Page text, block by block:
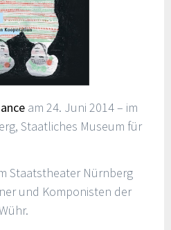
am 24. Juni 2014 – im
Staatliches Museum für
Staatstheater Nürnberg
und Komponisten der